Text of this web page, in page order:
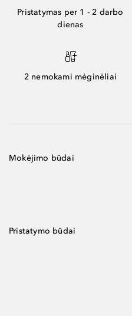
Pristatymas per 1 - 2 darbo
dienas
2 nemokami mėginėliai
Mokėjimo būdai
Pristatymo būdai